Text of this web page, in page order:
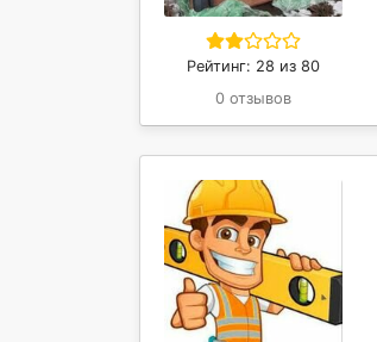
Рейтинг: 28 из 80
0 отзывов